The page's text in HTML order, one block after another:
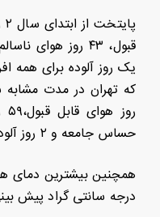
قبول، ۴۳ روز هوای
یک روز آلوده برای همه
روز
حساس جامعه و ۲ روز آلوده برای همه افراد داشته است.
درجه سانتی گراد پیش